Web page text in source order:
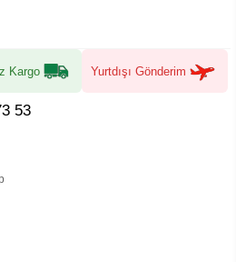
Kargo Yurtdışı Gönderim
53